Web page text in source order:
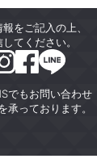
でもお問い合わせ
承っております。
をご記入の上、
てください。